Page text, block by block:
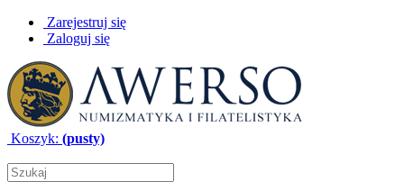
Zarejestruj się
Zaloguj się
Koszyk: (pusty)